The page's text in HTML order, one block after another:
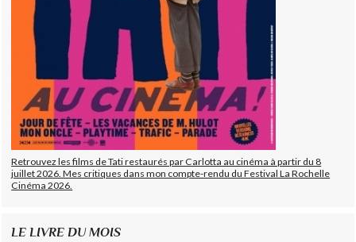
Retrouvez les films de Tati restaurés par Carlotta au cinéma à partir du 8
juillet 2026. Mes critiques dans mon compte-rendu du Festival La Rochelle
Cinéma 2026.
LE LIVRE DU MOIS